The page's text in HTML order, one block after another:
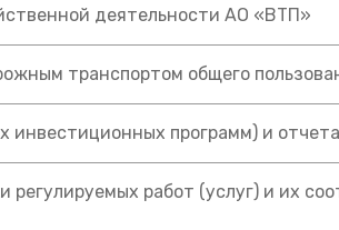
деятельности АО «ВТП»
транспортом общего
инвестиционных программ) и
регулируемых работ (услуг) и их